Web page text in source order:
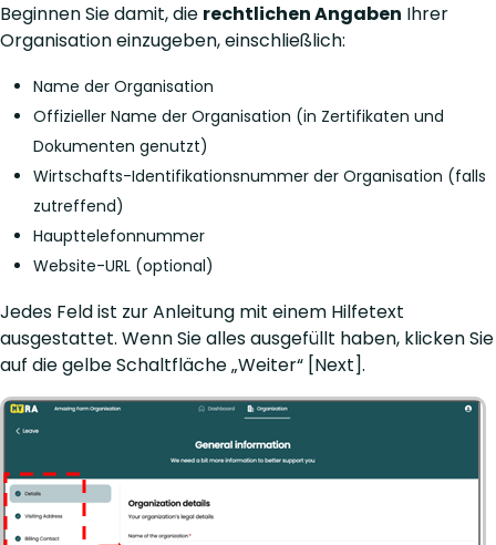
Beginnen Sie damit, die rechtlichen Angaben Ihrer
Organisation einzugeben, einschließlich:
Name der Organisation
Offizieller Name der Organisation (in Zertifikaten und
Dokumenten genutzt)
Wirtschafts-Identifikationsnummer der Organisation (falls
zutreffend)
Haupttelefonnummer
Website-URL (optional)
Jedes Feld ist zur Anleitung mit einem Hilfetext
ausgestattet. Wenn Sie alles ausgefüllt haben, klicken Sie
auf die gelbe Schaltfläche „Weiter“ [Next].